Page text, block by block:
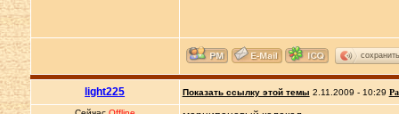
сохранить
light225 Показать ссылку этой темы 2.11.2009 - 10:29